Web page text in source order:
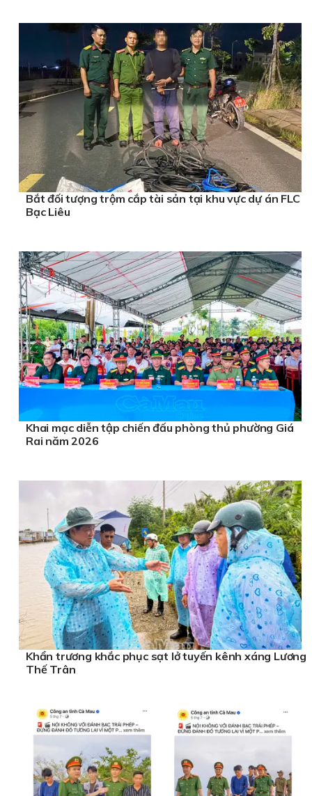
Bắt đối tượng trộm cắp tài sản tại khu vực dự án FLC
Bạc Liêu
Khai mạc diễn tập chiến đấu phòng thủ phường Giá
Rai năm 2026
Khẩn trương khắc phục sạt lở tuyến kênh xáng Lương
Thế Trân